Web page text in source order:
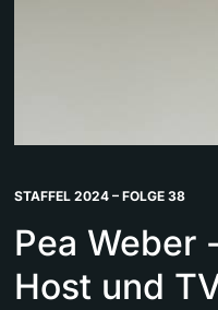
STAFFEL 2024 – FOLGE 38
Pea Weber
Host und